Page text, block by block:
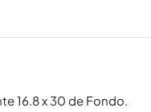
16.8 x 30 de Fondo.